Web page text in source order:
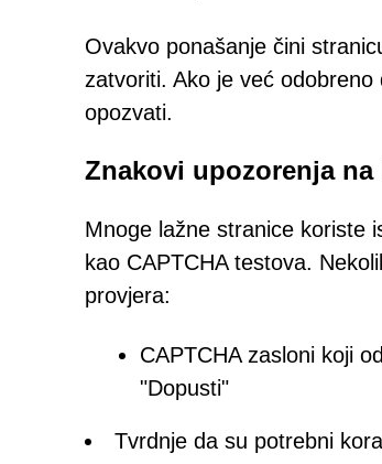
Ovakvo ponašanje čini
zatvoriti. Ako je već
opozvati.
Znakovi upozorenja na
Mnoge lažne stranice koriste
kao CAPTCHA testova.
provjera:
CAPTCHA zasloni koji
"Dopusti"
Tvrdnje da su potrebni